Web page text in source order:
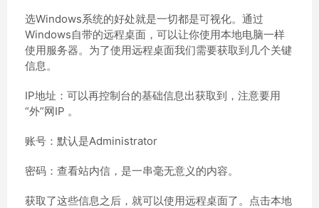
选Windows系统的好处就是一切都是可视化。通过
Windows自带的远程桌面，可以让你使用本地电脑一样
使用服务器。为了使用远程桌面我们需要获取到几个关键
信息。
IP地址：可以再控制台的基础信息出获取到，注意要用
“外”网IP 。
账号：默认是Administrator
密码：查看站内信，是一串毫无意义的内容。
获取了这些信息之后，就可以使用远程桌面了。点击本地